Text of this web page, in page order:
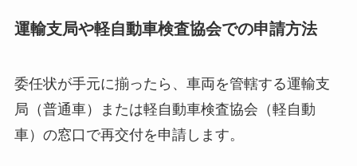
運輸支局や軽自動車検査協会での申請方法
委任状が手元に揃ったら、車両を管轄する運輸支
局（普通車）または軽自動車検査協会（軽自動
車）の窓口で再交付を申請します。